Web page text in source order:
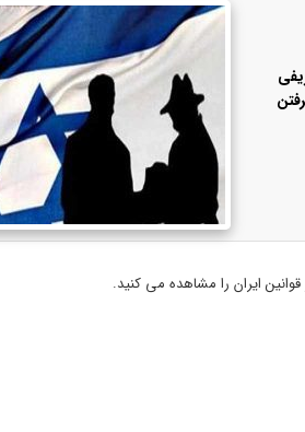
ایران را مشاهده می کنید.